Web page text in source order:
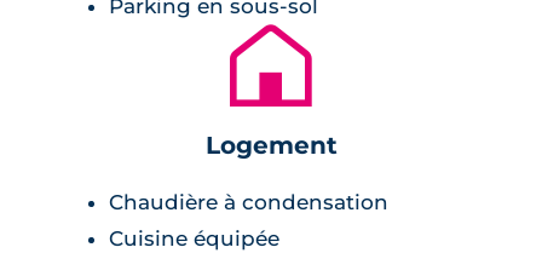
marient avec élégance. Les avancées et les
retraits sont ponctués de balcons et de
Prestations du bien neuf
Pièce de vie :
Parking en sous-sol
🏚
Logement
Chaudière à condensation
Cuisine équipée